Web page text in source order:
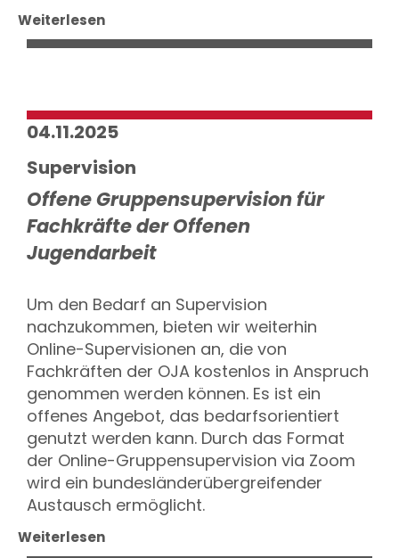
Weiterlesen
04.11.2025
Supervision
Offene Gruppensupervision für
Fachkräfte der Offenen
Jugendarbeit
Um den Bedarf an Supervision
nachzukommen, bieten wir weiterhin
Online-Supervisionen an, die von
Fachkräften der OJA kostenlos in Anspruch
genommen werden können. Es ist ein
offenes Angebot, das bedarfsorientiert
genutzt werden kann. Durch das Format
der Online-Gruppensupervision via Zoom
wird ein bundesländerübergreifender
Austausch ermöglicht.
Weiterlesen